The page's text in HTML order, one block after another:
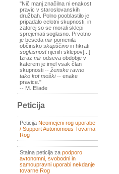
"Nič manj značilna ni enakost
pravic v staroslovanskih
družbah. Polno pooblastilo je
pripadalo celotni skupnosti, in
zatorej so se morali sklepi
sprejemati soglasno. Prvotno
je beseda mir pomenila
občinsko skupščino in hkrati
soglasnostnjenih sklepov[...]
Izraz mir odseva obdobje v
katerem je imel vsak član
skupnosti -- ženske ravno
tako kot moški-- enake
pravice."
-- M. Eliade
Peticija
Peticija Neomejeni rog uporabe
/ Support Autonomous Tovarna
Rog
Stalna peticija za podporo
avtonomni, svobodni in
samoupravni uporabi nekdanje
tovarne Rog